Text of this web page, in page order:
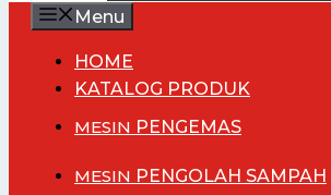
Menu
HOME
KATALOG PRODUK
MESIN PENGEMAS
MESIN PENGOLAH SAMPAH